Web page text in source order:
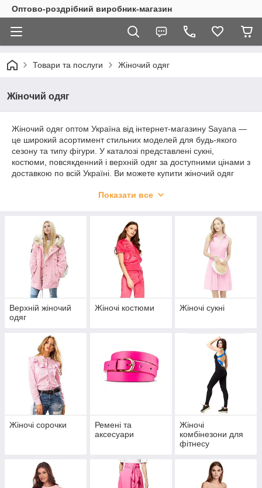
Оптово-роздрібний виробник-магазин
Товари та послуги Жіночий одяг
Жіночий одяг
Жіночий одяг оптом Україна від інтернет-магазину Sayana —
це широкий асортимент стильних моделей для будь-якого
сезону та типу фігури. У каталозі представлені сукні,
костюми, повсякденний і верхній одяг за доступними цінами з
доставкою по всій Україні. Ви можете купити жіночий одяг
користуються попитом і легко продаються.
Показати все
Верхній жіночий
одяг
Жіночі костюми Жіночі сукні
Жіночі сорочки
Ремені та
аксесуари
Жіночі
комбінезони для
фітнесу